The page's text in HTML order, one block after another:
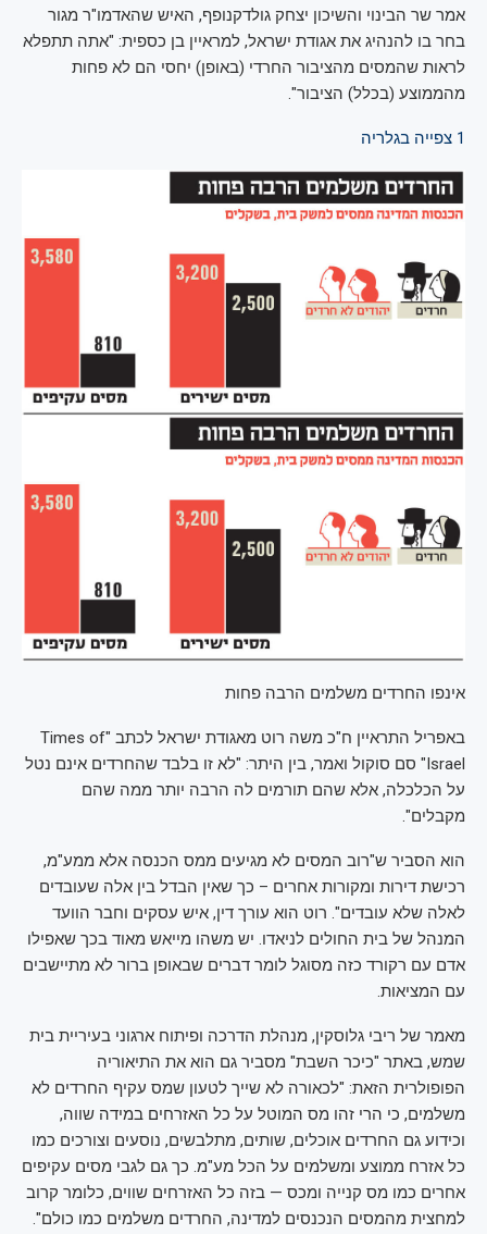
אמר שר הבינוי והשיכון יצחק גולדקנופף, האיש שהאדמו"ר מגור
בחר בו להנהיג את אגודת ישראל, למראיין בן כספית: "אתה תתפלא
לראות שהמסים מהציבור החרדי (באופן) יחסי הם לא פחות
מהממוצע (בכלל) הציבור".
1 צפייה בגלריה
אינפו החרדים משלמים הרבה פחות
באפריל התראיין ח"כ משה רוט מאגודת ישראל לכתב "Times of
Israel" סם סוקול ואמר, בין היתר: "לא זו בלבד שהחרדים אינם נטל
על הכלכלה, אלא שהם תורמים לה הרבה יותר ממה שהם
מקבלים".
הוא הסביר ש"רוב המסים לא מגיעים ממס הכנסה אלא ממע"מ,
רכישת דירות ומקורות אחרים – כך שאין הבדל בין אלה שעובדים
לאלה שלא עובדים". רוט הוא עורך דין, איש עסקים וחבר הוועד
המנהל של בית החולים לניאדו. יש משהו מייאש מאוד בכך שאפילו
אדם עם רקורד כזה מסוגל לומר דברים שבאופן ברור לא מתיישבים
עם המציאות.
מאמר של ריבי גלוסקין, מנהלת הדרכה ופיתוח ארגוני בעיריית בית
שמש, באתר "כיכר השבת" מסביר גם הוא את התיאוריה
הפופולרית הזאת: "לכאורה לא שייך לטעון שמס עקיף החרדים לא
משלמים, כי הרי זהו מס המוטל על כל האזרחים במידה שווה,
וכידוע גם החרדים אוכלים, שותים, מתלבשים, נוסעים וצורכים כמו
כל אזרח ממוצע ומשלמים על הכל מע"מ. כך גם לגבי מסים עקיפים
אחרים כמו מס קנייה ומכס — בזה כל האזרחים שווים, כלומר קרוב
למחצית מהמסים הנכנסים למדינה, החרדים משלמים כמו כולם".